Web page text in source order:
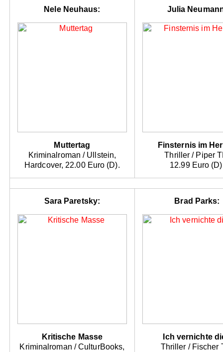
Nele Neuhaus:
Muttertag
Kriminalroman / Ullstein,
Hardcover, 22.00 Euro (D).
Julia
Finsternis im
Thriller / Piper
12.99 Euro
Sara Paretsky:
Kritische Masse
Kriminalroman / CulturBooks,
Brad Parks:
Ich vernichte
Thriller / Fischer